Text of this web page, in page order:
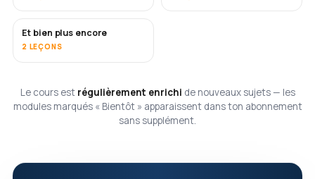
BIENTÔT
Et bien plus encore
2 LEÇONS
Le cours est régulièrement enrichi de nouveaux sujets — les
modules marqués « Bientôt » apparaissent dans ton abonnement
sans supplément.